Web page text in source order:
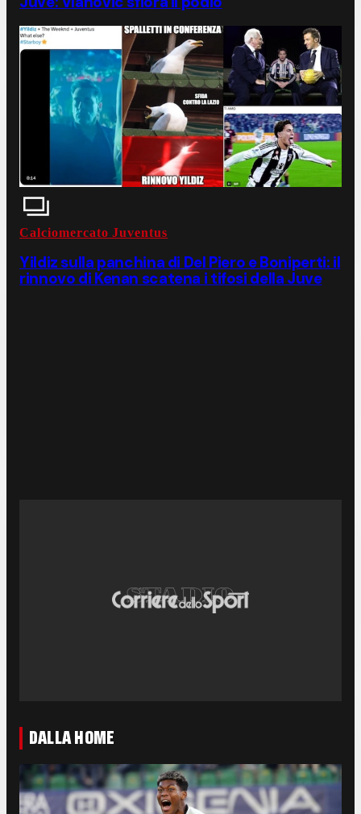
Calciomercato Juventus
Yildiz sulla panchina di Del Piero e Boniperti: il
rinnovo di Kenan scatena i tifosi della Juve
DALLA HOME